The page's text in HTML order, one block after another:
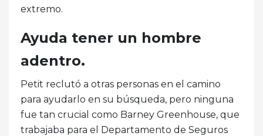
extremo.
Ayuda tener un hombre
adentro.
Petit reclutó a otras personas en el camino
para ayudarlo en su búsqueda, pero ninguna
fue tan crucial como Barney Greenhouse, que
trabajaba para el Departamento de Seguros